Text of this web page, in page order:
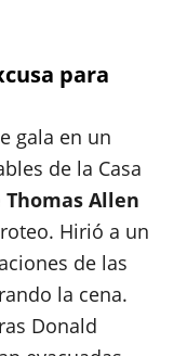
para
gala en un
de la Casa
Thomas Allen
Hirió a un
de las
la cena.
Donald